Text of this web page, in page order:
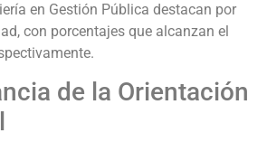
en Gestión Pública destacan por
con porcentajes que alcanzan el
de la Orientación